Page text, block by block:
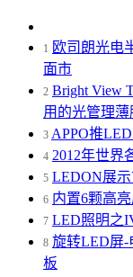
1 欧司朗光电
面市
2 Bright View
用的光管理薄
3 APPO推
4 2012年世界
5 LEDON展
6 内置6颗高
7 LED照明之
8 旋转LED屏-
板